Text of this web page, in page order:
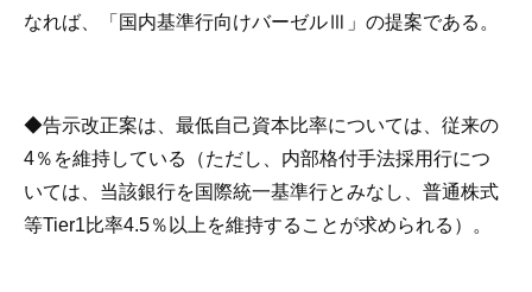
なれば、「国内基準行向けバーゼルⅢ」の提案である。
◆告示改正案は、最低自己資本比率については、従来の
4％を維持している（ただし、内部格付手法採用行につ
いては、当該銀行を国際統一基準行とみなし、普通株式
等Tier1比率4.5％以上を維持することが求められる）。